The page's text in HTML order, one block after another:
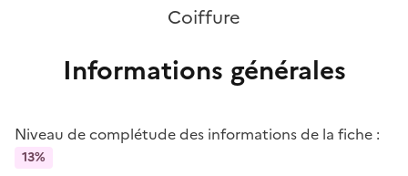
Coiffure
Informations générales
Niveau de complétude des informations de la fiche :
13%